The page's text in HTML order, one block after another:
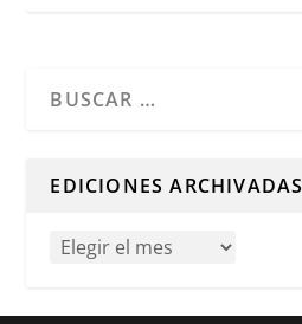
EDICIONES ARCHIVADAS